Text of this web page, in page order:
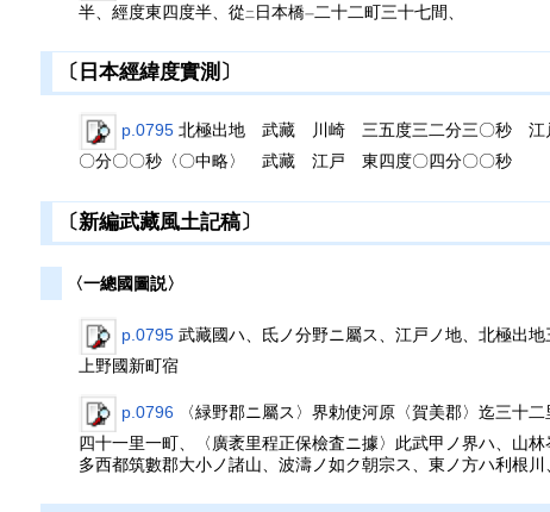
半、經度東四度半、從 二 日本橋一 二十二町三十七間、
〔日本經緯度實測〕
p.0795 北極出地 武藏 川崎 三五度三二分三〇秒
〇分〇〇秒〈〇中略〉 武藏 江戸 東四度〇四分〇〇秒
〔新編武藏風土記稿〕
〈一總國圖説〉
p.0795 武藏國ハ、氐ノ分野ニ屬ス、江戸ノ地、北極出
上野國新町宿
p.0796 〈緑野郡ニ屬ス〉界勅使河原〈賀美郡〉迄三十
四十一里一町、〈廣袤里程正保檢査ニ據〉此武甲ノ界ハ、山
多西都筑數郡大小ノ諸山、波濤ノ如ク朝宗ス、東ノ方ハ利根